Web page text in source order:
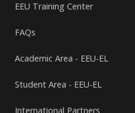
EEU Training Center
FAQs
Academic Area - EEU-EL
Student Area - EEU-EL
International Partners